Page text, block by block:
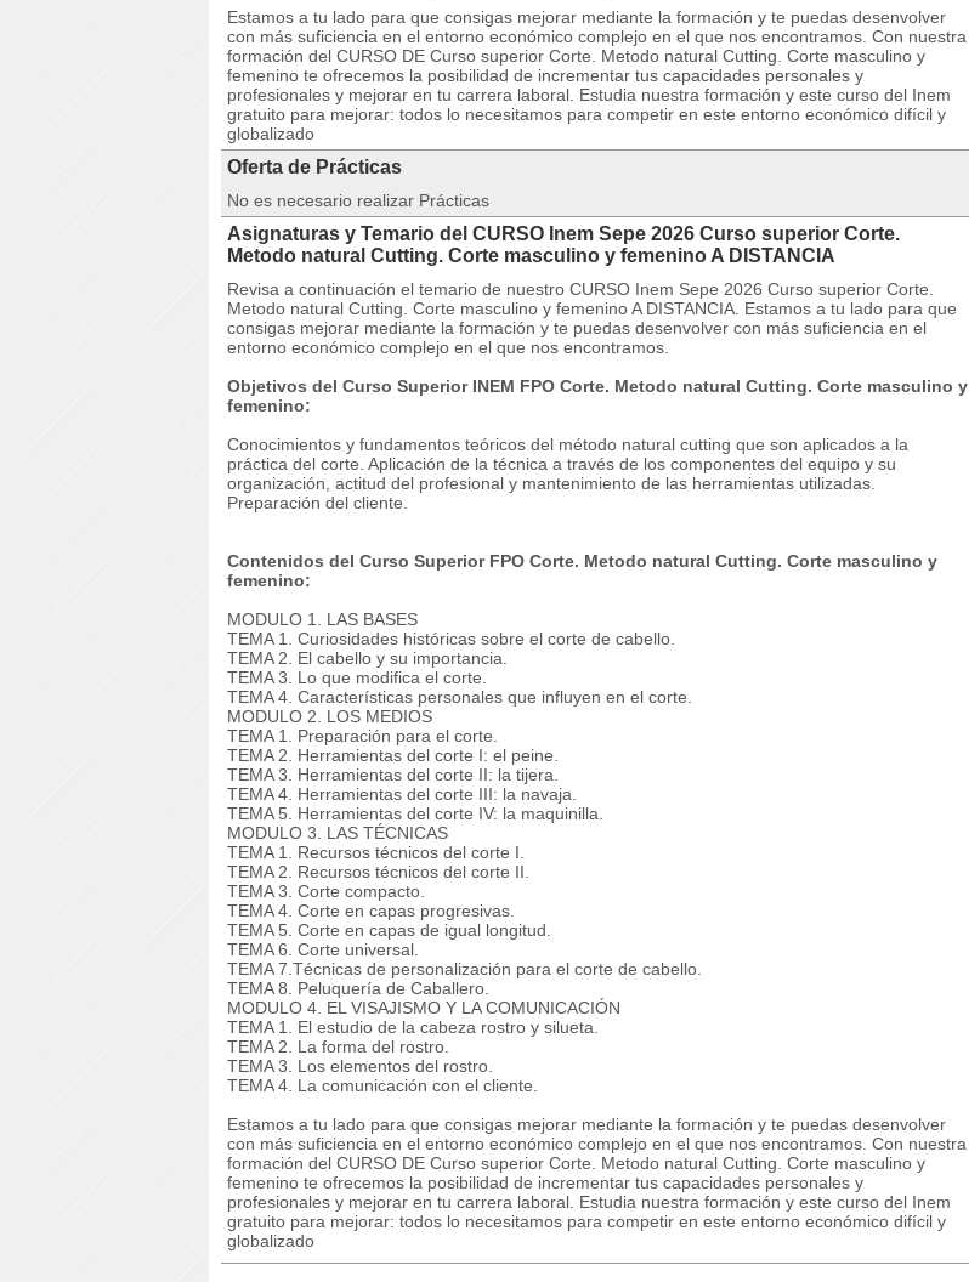
Estamos a tu lado para que consigas mejorar mediante la formación y te puedas desenvolver
con más suficiencia en el entorno económico complejo en el que nos encontramos. Con nuestra
formación del CURSO DE Curso superior Corte. Metodo natural Cutting. Corte masculino y
femenino te ofrecemos la posibilidad de incrementar tus capacidades personales y
profesionales y mejorar en tu carrera laboral. Estudia nuestra formación y este curso del Inem
gratuito para mejorar: todos lo necesitamos para competir en este entorno económico difícil y
globalizado
Oferta de Prácticas
No es necesario realizar Prácticas
Asignaturas y Temario del CURSO Inem Sepe 2026 Curso superior Corte.
Metodo natural Cutting. Corte masculino y femenino A DISTANCIA
Revisa a continuación el temario de nuestro CURSO Inem Sepe 2026 Curso superior Corte.
Metodo natural Cutting. Corte masculino y femenino A DISTANCIA. Estamos a tu lado para que
consigas mejorar mediante la formación y te puedas desenvolver con más suficiencia en el
entorno económico complejo en el que nos encontramos.
Objetivos del Curso Superior INEM FPO Corte. Metodo natural Cutting. Corte masculino y
femenino:
Conocimientos y fundamentos teóricos del método natural cutting que son aplicados a la
práctica del corte. Aplicación de la técnica a través de los componentes del equipo y su
organización, actitud del profesional y mantenimiento de las herramientas utilizadas.
Preparación del cliente.
Contenidos del Curso Superior FPO Corte. Metodo natural Cutting. Corte masculino y
femenino:
MODULO 1. LAS BASES
TEMA 1. Curiosidades históricas sobre el corte de cabello.
TEMA 2. El cabello y su importancia.
TEMA 3. Lo que modifica el corte.
TEMA 4. Características personales que influyen en el corte.
MODULO 2. LOS MEDIOS
TEMA 1. Preparación para el corte.
TEMA 2. Herramientas del corte I: el peine.
TEMA 3. Herramientas del corte II: la tijera.
TEMA 4. Herramientas del corte III: la navaja.
TEMA 5. Herramientas del corte IV: la maquinilla.
MODULO 3. LAS TÉCNICAS
TEMA 1. Recursos técnicos del corte I.
TEMA 2. Recursos técnicos del corte II.
TEMA 3. Corte compacto.
TEMA 4. Corte en capas progresivas.
TEMA 5. Corte en capas de igual longitud.
TEMA 6. Corte universal.
TEMA 7.Técnicas de personalización para el corte de cabello.
TEMA 8. Peluquería de Caballero.
MODULO 4. EL VISAJISMO Y LA COMUNICACIÓN
TEMA 1. El estudio de la cabeza rostro y silueta.
TEMA 2. La forma del rostro.
TEMA 3. Los elementos del rostro.
TEMA 4. La comunicación con el cliente.
Estamos a tu lado para que consigas mejorar mediante la formación y te puedas desenvolver
con más suficiencia en el entorno económico complejo en el que nos encontramos. Con nuestra
formación del CURSO DE Curso superior Corte. Metodo natural Cutting. Corte masculino y
femenino te ofrecemos la posibilidad de incrementar tus capacidades personales y
profesionales y mejorar en tu carrera laboral. Estudia nuestra formación y este curso del Inem
gratuito para mejorar: todos lo necesitamos para competir en este entorno económico difícil y
globalizado